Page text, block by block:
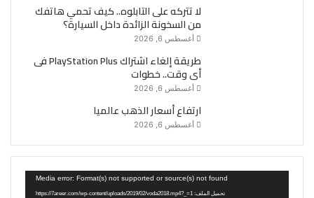
لا تتركه على التابلوه.. كيف تحمي هاتفك
من السخونة الزائدة داخل السيارة؟
أغسطس 6, 2026
طريقة إلغاء اشتراك PlayStation Plus فى
أى وقت.. خطوات
أغسطس 6, 2026
ارتفاع أسعار الذهب عالميا
أغسطس 6, 2026
Media error: Format(s) not supported or source(s) not found
تحميل الملف: https://7areer.com/wp-content/uploads/2019/02/voda2018.mp4?_=1